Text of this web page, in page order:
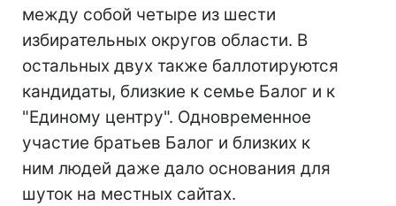
между собой четыре из шести
избирательных округов области. В
остальных двух также баллотируются
кандидаты, близкие к семье Балог и к
"Единому центру". Одновременное
участие братьев Балог и близких к
ним людей даже дало основания для
шуток на местных сайтах.